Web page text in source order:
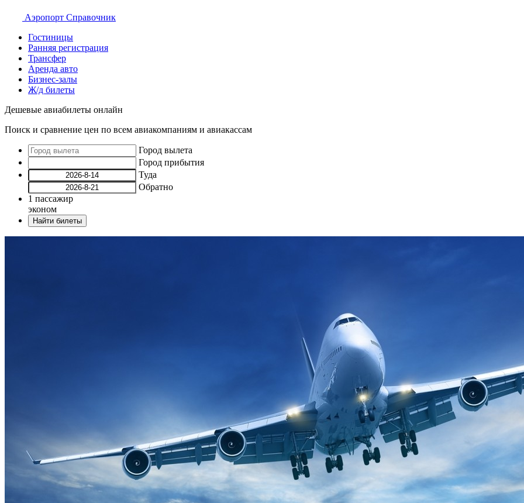
Аэропорт Справочник
Гостиницы
Ранняя регистрация
Трансфер
Аренда авто
Бизнес-залы
Ж/д билеты
Дешевые авиабилеты онлайн
Поиск и сравнение цен по всем авиакомпаниям и авиакассам
Город вылета
Город прибытия
Туда
Обратно
1 пассажир
эконом
Найти билеты